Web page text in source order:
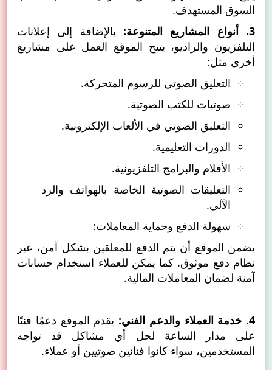
السوق المستهدف.
3. أنواع المشاريع المتنوعة:
بالإضافة إلى إعلانات
التلفزيون والراديو، يتيح الموقع العمل على مشاريع
أخرى مثل:
التعليق الصوتي للرسوم المتحركة.
صوتيات للكتب الصوتية.
التعليق الصوتي في الألعاب الإلكترونية.
الدورات التعليمية.
الأفلام والبرامج التلفزيونية.
التعليقات الصوتية الخاصة بالهواتف والرد
الآلي.
سهولة الدفع وحماية المعاملات:
يضمن الموقع أن يتم الدفع للمعلقين بشكل آمن، عبر
نظام دفع موثوق. كما يمكن للعملاء استخدام حسابات
آمنة لضمان المعاملات المالية.
4. خدمة العملاء والدعم الفني:
يقدم الموقع دعمًا فنيًا
على مدار الساعة لحل أي مشاكل قد تواجه
المستخدمين، سواء كانوا فنانين صوتيين أو عملاء.